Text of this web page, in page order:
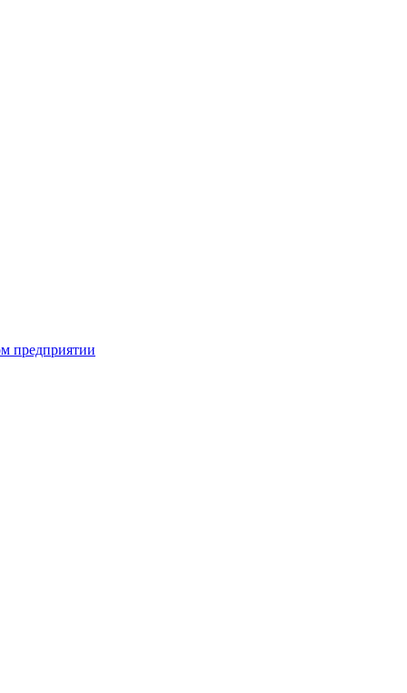
предприятии